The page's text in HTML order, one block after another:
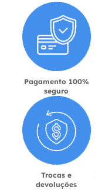
Pagamento 100%
seguro
Trocas e
devoluções